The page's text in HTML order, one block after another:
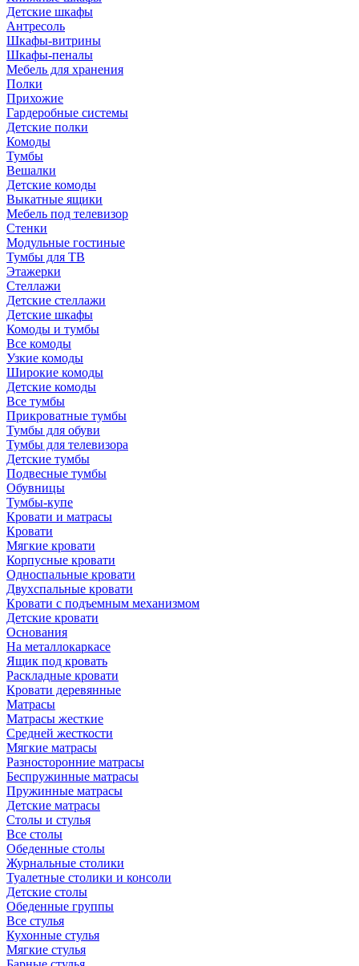
Детские шкафы
Антресоль
Шкафы-витрины
Шкафы-пеналы
Мебель для хранения
Полки
Прихожие
Гардеробные системы
Детские полки
Комоды
Тумбы
Вешалки
Детские комоды
Выкатные ящики
Мебель под телевизор
Стенки
Модульные гостиные
Тумбы для ТВ
Этажерки
Стеллажи
Детские стеллажи
Детские шкафы
Комоды и тумбы
Все комоды
Узкие комоды
Широкие комоды
Детские комоды
Все тумбы
Прикроватные тумбы
Тумбы для обуви
Тумбы для телевизора
Детские тумбы
Подвесные тумбы
Обувницы
Тумбы-купе
Кровати и матрасы
Кровати
Мягкие кровати
Корпусные кровати
Односпальные кровати
Двухспальные кровати
Кровати с подъемным механизмом
Детские кровати
Основания
На металлокаркасе
Ящик под кровать
Раскладные кровати
Кровати деревянные
Матрасы
Матрасы жесткие
Средней жесткости
Мягкие матрасы
Разносторонние матрасы
Беспружинные матрасы
Пружинные матрасы
Детские матрасы
Столы и стулья
Все столы
Обеденные столы
Журнальные столики
Туалетные столики и консоли
Детские столы
Обеденные группы
Все стулья
Кухонные стулья
Мягкие стулья